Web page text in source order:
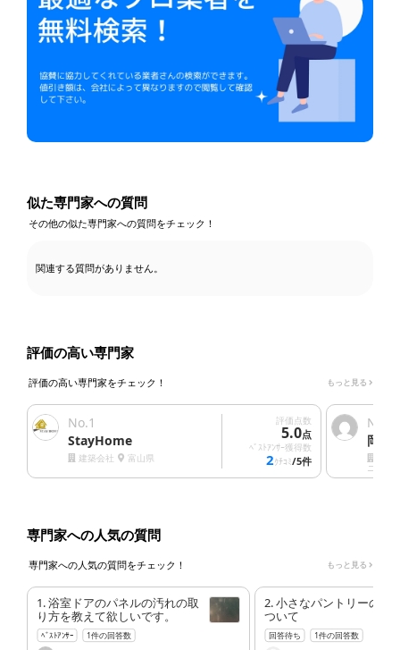
似た専門家への質問
その他の似た専門家への質問をチェック！
関連する質問がありません。
評価の高い専門家
評価の高い専門家をチェック！ もっと見る
No.1
StayHome
建築会社 富山県
評価点数
5.0点
ﾍﾞｽﾄｱﾝｻｰ獲得数
2ｸﾁｺﾐ/5件
No.
岡村
ニング
専門家への人気の質問
専門家への人気の質問をチェック！ もっと見る
1. 浴室ドアのパネルの汚れの取
り方を教えて欲しいです。
ﾍﾞｽﾄｱﾝｻｰ 1件の回答数
2. 小さなパントリーの換
ついて
回答待ち 1件の回答数